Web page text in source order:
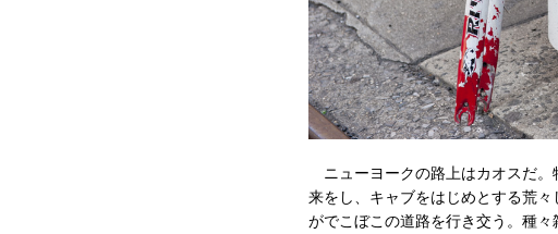
ニューヨークの路上はカオスだ。
来をし、キャブをはじめとする荒
がでこぼこの道路を行き交う。種々